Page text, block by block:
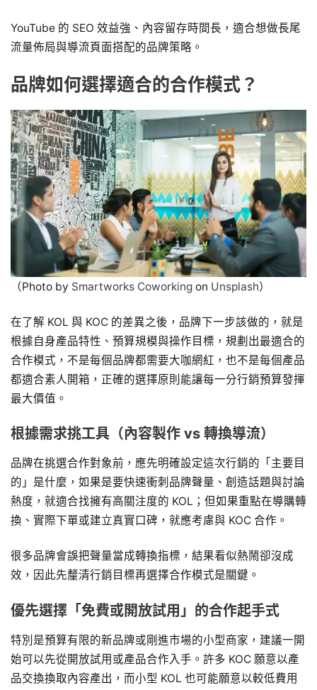
YouTube 的 SEO 效益強、內容留存時間長，適合想做長尾
流量佈局與導流頁面搭配的品牌策略。
品牌如何選擇適合的合作模式？
（Photo by Smartworks Coworking on Unsplash）
在了解 KOL 與 KOC 的差異之後，品牌下一步該做的，就是
根據自身產品特性、預算規模與操作目標，規劃出最適合的
合作模式，不是每個品牌都需要大咖網紅，也不是每個產品
都適合素人開箱，正確的選擇原則能讓每一分行銷預算發揮
最大價值。
根據需求挑工具（內容製作 vs 轉換導流）
品牌在挑選合作對象前，應先明確設定這次行銷的「主要目
的」是什麼，如果是要快速衝刺品牌聲量、創造話題與討論
熱度，就適合找擁有高關注度的 KOL；但如果重點在導購轉
換、實際下單或建立真實口碑，就應考慮與 KOC 合作。
很多品牌會誤把聲量當成轉換指標，結果看似熱鬧卻沒成
效，因此先釐清行銷目標再選擇合作模式是關鍵。
優先選擇「免費或開放試用」的合作起手式
特別是預算有限的新品牌或剛進市場的小型商家，建議一開
始可以先從開放試用或產品合作入手。許多 KOC 願意以產
品交換換取內容產出，而小型 KOL 也可能願意以較低費用